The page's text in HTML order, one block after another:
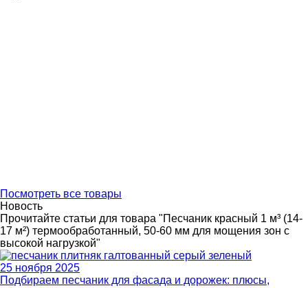
Посмотреть все товары
Новость
Прочитайте статьи для товара "Песчаник красный 1 м³ (14-
17 м²) термообработанный, 50-60 мм для мощения зон с
высокой нагрузкой"
25 ноября 2025
Подбираем песчаник для фасада и дорожек: плюсы,